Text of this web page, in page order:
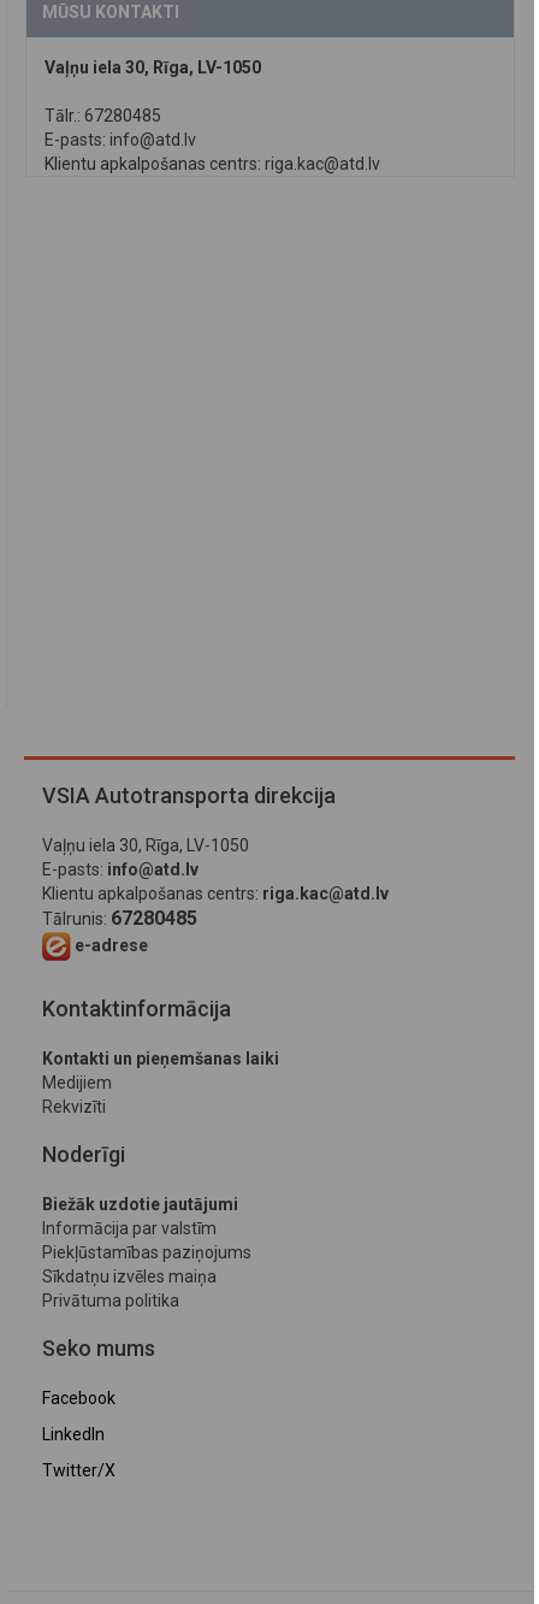
MŪSU KONTAKTI
Vaļņu iela 30, Rīga, LV-1050
Tālr.: 67280485
E-pasts: info@atd.lv
Klientu apkalpošanas centrs: riga.kac@atd.lv
VSIA Autotransporta direkcija
Vaļņu iela 30, Rīga, LV-1050
E-pasts: info@atd.lv
Klientu apkalpošanas centrs: riga.kac@atd.lv
Tālrunis: 67280485
e-adrese
Kontaktinformācija
Kontakti un pieņemšanas laiki
Medijiem
Rekvizīti
Noderīgi
Biežāk uzdotie jautājumi
Informācija par valstīm
Piekļūstamības paziņojums
Sīkdatņu izvēles maiņa
Privātuma politika
Seko mums
Facebook
LinkedIn
Twitter/X